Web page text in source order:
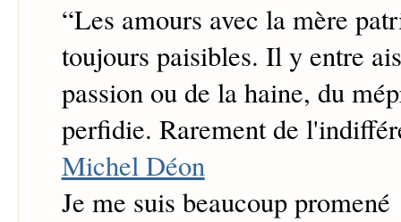
“Les amours avec la mère
toujours paisibles. Il y entre
passion ou de la haine, du
perfidie. Rarement de
Michel Déon
Je me suis beaucoup promené